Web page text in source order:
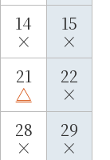
14
×
15
×
21
△
22
×
28
×
29
×